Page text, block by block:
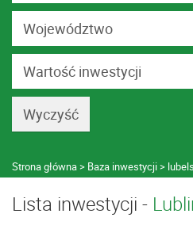
Województwo
Wartość inwestycji
Strona główna Baza inwestycji
Lista inwestycji -